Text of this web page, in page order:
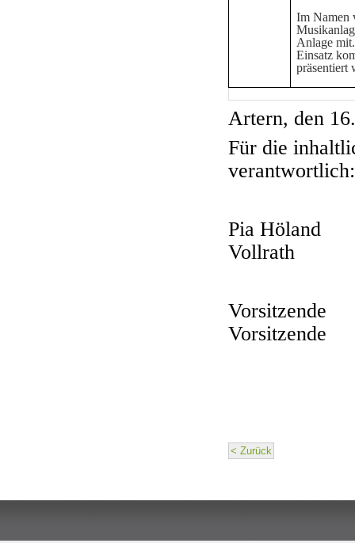
Im Namen
Anlage
Einsatz
präsentiert
Artern, den
Für die
verantwortlich:
Pia Höland
Vollrath
Vorsitzende
Vorsitzende
< Zurück